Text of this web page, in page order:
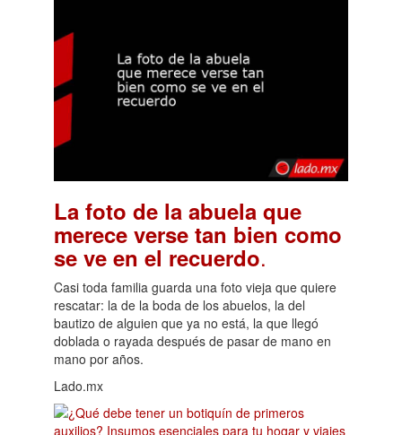
La foto de la abuela que
merece verse tan bien como
se ve en el recuerdo.
Casi toda familia guarda una foto vieja que quiere
rescatar: la de la boda de los abuelos, la del
bautizo de alguien que ya no está, la que llegó
doblada o rayada después de pasar de mano en
mano por años.
Lado.mx